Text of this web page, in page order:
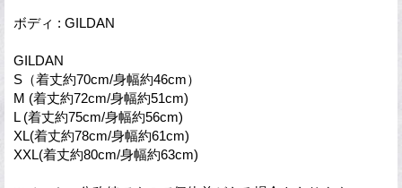
ボディ : GILDAN
GILDAN
S（着丈約70cm/身幅約46cm）
M (着丈約72cm/身幅約51cm)
L (着丈約75cm/身幅約56cm)
XL(着丈約78cm/身幅約61cm)
XXL(着丈約80cm/身幅約63cm)